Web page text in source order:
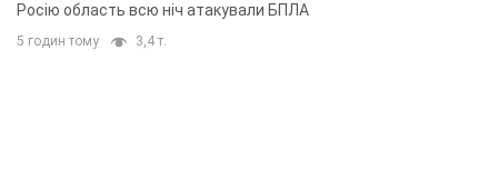
Росію область всю ніч атакували БПЛА
5 годин тому 3,4 т.